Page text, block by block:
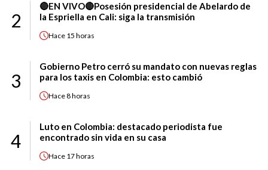
2
🔴EN VIVO🔴Posesión presidencial de Abelardo de
la Espriella en Cali: siga la transmisión
Hace 15 horas
3
Gobierno Petro cerró su mandato con nuevas reglas
para los taxis en Colombia: esto cambió
Hace8 horas
4
Luto en Colombia: destacado periodista fue
encontrado sin vida en su casa
Hace 17 horas